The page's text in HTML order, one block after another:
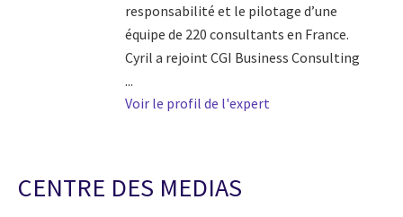
responsabilité et le pilotage d’une
équipe de 220 consultants en France.
Cyril a rejoint CGI Business Consulting
...
Voir le profil de l'expert
CENTRE DES MEDIAS